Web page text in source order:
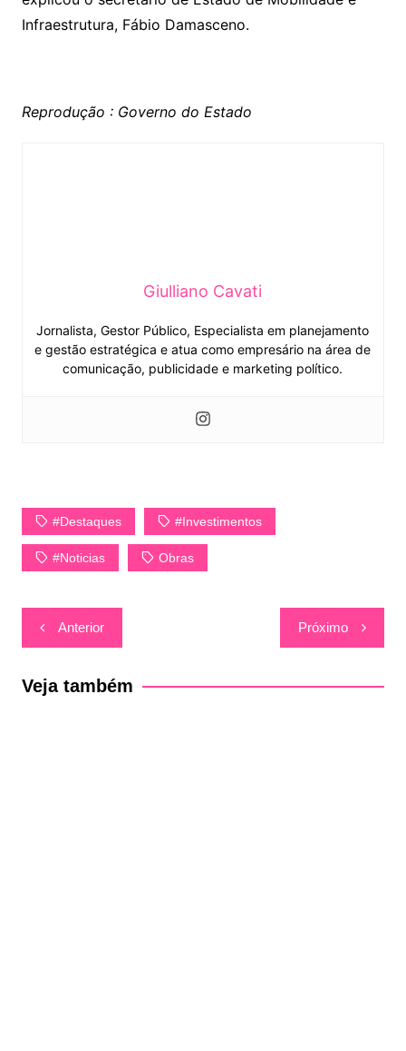
Infraestrutura, Fábio Damasceno.
Reprodução : Governo do Estado
Giulliano Cavati
Jornalista, Gestor Público, Especialista em planejamento
e gestão estratégica e atua como empresário na área de
comunicação, publicidade e marketing político.
#Destaques #Investimentos
#Noticias Obras
Navegação
de
Post
Anterior Próximo
Veja também